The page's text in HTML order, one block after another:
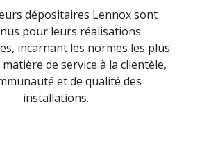
dépositaires Lennox sont
pour leurs réalisations
incarnant les normes les plus
de service à la clientèle,
et de qualité des
installations.